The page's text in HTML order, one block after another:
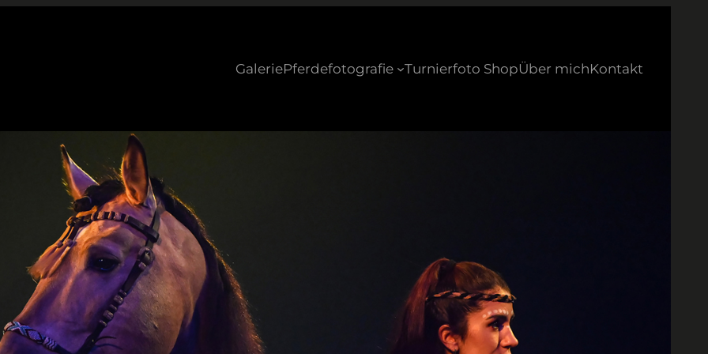
GaleriePferdefotografie Turnierfoto ShopÜber michKontakt